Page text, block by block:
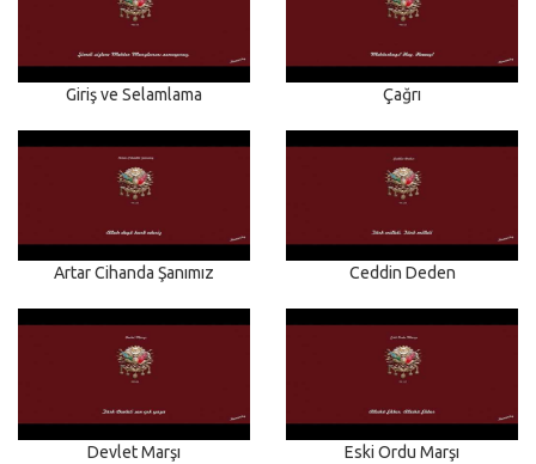
Giriş ve Selamlama Çağrı
Artar Cihanda Şanımız Ceddin Deden
Devlet Marşı Eski Ordu Marşı